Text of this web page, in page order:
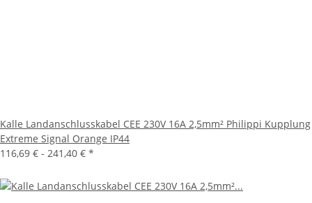
Kalle Landanschlusskabel CEE 230V 16A 2,5mm² Philippi Kupplung
Extreme Signal Orange IP44
116,69 € - 241,40 € *